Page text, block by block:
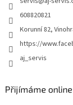
608820821
Korunní 82,
https://
aj_servis
Přijímáme